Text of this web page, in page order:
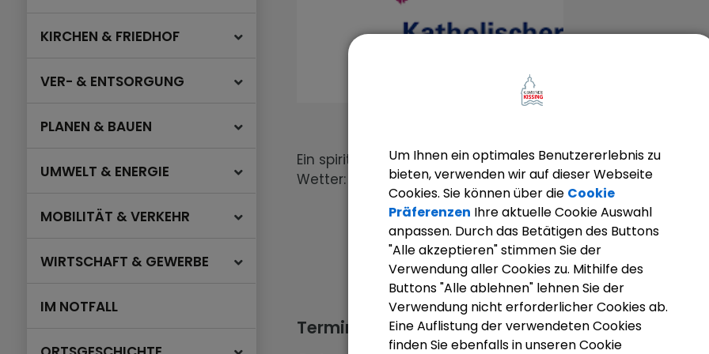
KIRCHEN & FRIEDHOF
VER- & ENTSORGUNG
PLANEN & BAUEN
UMWELT & ENERGIE
MOBILITÄT & VERKEHR
WIRTSCHAFT & GEWERBE
IM NOTFALL
Ein spiritueller Abend im Freien - Ausweichtermin bei
Wetter: 24.06.2026
Termine
Um Ihnen ein optimales Benutzererlebnis zu
bieten, verwenden wir auf dieser Webseite
Cookies. Sie können über die Cookie
Präferenzen Ihre aktuelle Cookie Auswahl
anpassen. Durch das Betätigen des Buttons
"Alle akzeptieren" stimmen Sie der
Verwendung aller Cookies zu. Mithilfe des
Buttons "Alle ablehnen" lehnen Sie der
Verwendung nicht erforderlicher Cookies ab.
Eine Auflistung der verwendeten Cookies
finden Sie ebenfalls in unseren Cookie